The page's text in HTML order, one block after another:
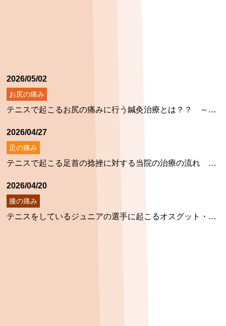
2026/05/02
お尻の痛み
テニスで起こるお尻の痛みに行う鍼灸治療とは？？ ～当院ならではの治療～
2026/04/27
足の痛み
テニスで起こる足首の捻挫に対する当院の治療の流れ ～当院ならではの治療とは～
2026/04/20
膝の痛み
テニスをしているジュニアの選手に起こるオスグット・シュラッター病とは？？ ～膝の痛みと当院の治療～